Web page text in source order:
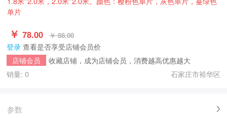
单片
￥ 78.00 ￥ 88.00
登录 查看是否享受店铺会员价
店铺会员
收藏店铺，成为店铺会员，消费越高优惠越大
销量: 0
石家庄市裕华区
参数